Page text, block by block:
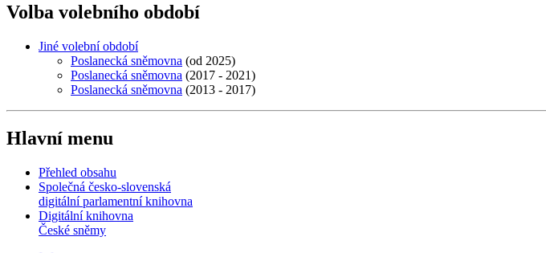
Volba volebního období
Jiné volební období
Poslanecká sněmovna (od 2025)
Poslanecká sněmovna (2017 - 2021)
Poslanecká sněmovna (2013 - 2017)
Hlavní menu
Přehled obsahu
Společná česko-slovenská
digitální parlamentní knihovna
Digitální knihovna
České sněmy